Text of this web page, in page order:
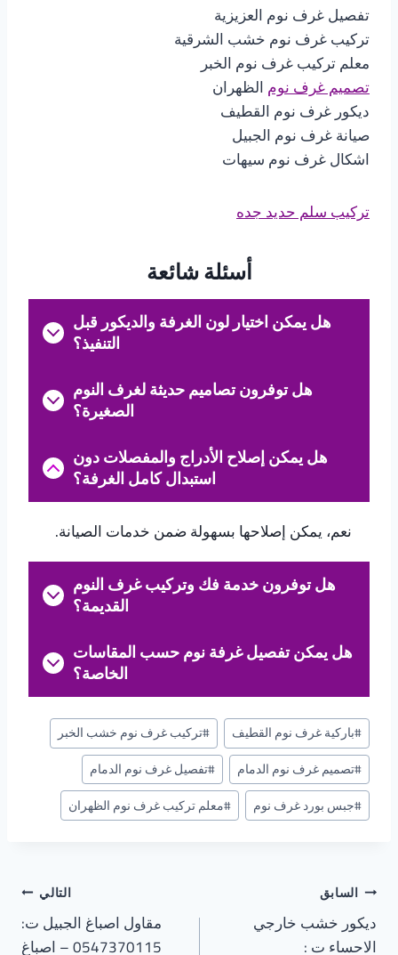
تفصيل غرف نوم العزيزية
تركيب غرف نوم خشب الشرقية
معلم تركيب غرف نوم الخبر
تصميم غرف نومالظهران
ديكور غرف نوم القطيف
صيانة غرف نوم الجبيل
اشكال غرف نوم سيهات
تركيب سلم حديد جده
أسئلة شائعة
هل يمكن اختيار لون الغرفة والديكور قبل
التنفيذ؟
هل توفرون تصاميم حديثة لغرف النوم
الصغيرة؟
هل يمكن إصلاح الأدراج والمفصلات دون
استبدال كامل الغرفة؟
نعم، يمكن إصلاحها بسهولة ضمن خدمات الصيانة.
هل توفرون خدمة فك وتركيب غرف النوم
القديمة؟
هل يمكن تفصيل غرفة نوم حسب المقاسات
الخاصة؟
وسوم
المقال:
#باركية غرف نوم القطيف #تركيب غرف نوم خشب الخبر
#تصميم غرف نوم الدمام #تفصيل غرف نوم الدمام
#جبس بورد غرف نوم #معلم تركيب غرف نوم الظهران
تصفّح
المقالات
السابق
ديكور خشب خارجي
الاحساء ت :
التالي
مقاول اصباغ الجبيل ت:
0547370115 – اصباغ